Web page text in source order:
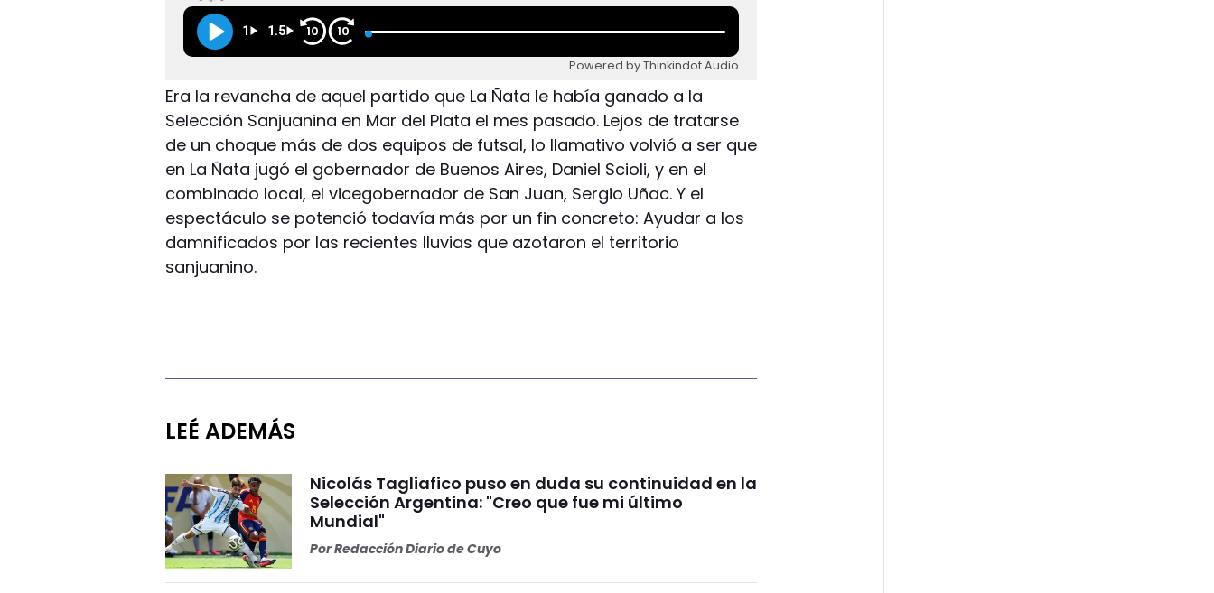
1 1.5 10 10
Powered by Thinkindot Audio
Era la revancha de aquel partido que La Ñata le había ganado a la
Selección Sanjuanina en Mar del Plata el mes pasado. Lejos de tratarse
de un choque más de dos equipos de futsal, lo llamativo volvió a ser que
en La Ñata jugó el gobernador de Buenos Aires, Daniel Scioli, y en el
combinado local, el vicegobernador de San Juan, Sergio Uñac. Y el
espectáculo se potenció todavía más por un fin concreto: Ayudar a los
damnificados por las recientes lluvias que azotaron el territorio
sanjuanino.
LEÉ ADEMÁS
Nicolás Tagliafico puso en duda su continuidad en la
Selección Argentina: "Creo que fue mi último
Mundial"
PorRedacción Diario de Cuyo